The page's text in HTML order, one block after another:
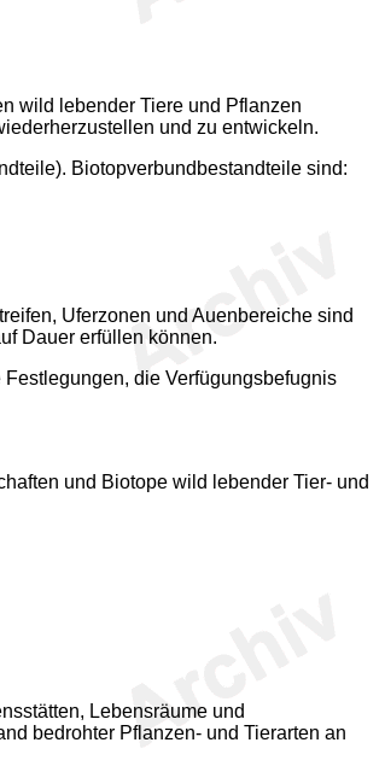
wild lebender Tiere und Pflanzen
und zu entwickeln.
Biotopverbundbestandteile sind:
Uferzonen und Auenbereiche sind
Dauer erfüllen können.
die Verfügungsbefugnis
und Biotope wild lebender Tier- und
Lebensräume und
bedrohter Pflanzen- und Tierarten an